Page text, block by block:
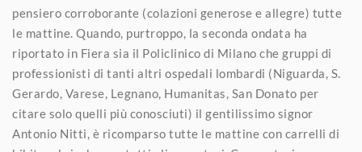
pensiero corroborante (colazioni generose e allegre) tutte
le mattine. Quando, purtroppo, la seconda ondata ha
riportato in Fiera sia il Policlinico di Milano che gruppi di
professionisti di tanti altri ospedali lombardi (Niguarda, S.
Gerardo, Varese, Legnano, Humanitas, San Donato per
citare solo quelli più conosciuti) il gentilissimo signor
Antonio Nitti, è ricomparso tutte le mattine con carrelli di